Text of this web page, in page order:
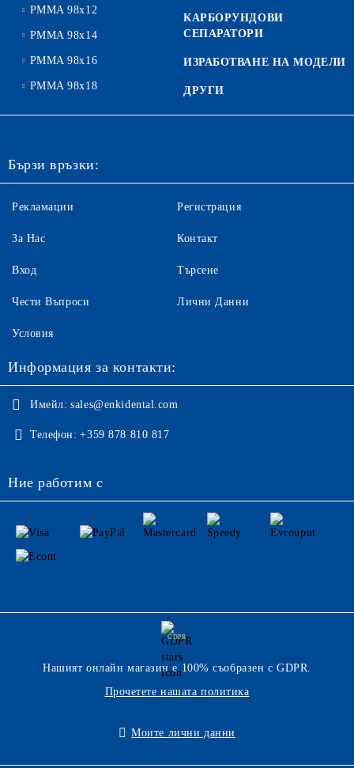
PMMA 98x12
PMMA 98x14
PMMA 98x16
PMMA 98x18
КАРБОРУНДОВИ
СЕПАРАТОРИ
ИЗРАБОТВАНЕ НА МОДЕЛИ
ДРУГИ
Бързи връзки:
Рекламации
За Нас
Вход
Чести Въпроси
Регистрация
Контакт
Търсене
Лични Данни
Условия
Информация за контакти:
Имейл: sales@enkidental.com
Телефон: +359 878 810 817
Ние работим с
GDPR
Нашият онлайн магазин е 100% съобразен с GDPR.
Прочетете нашата политика
Моите лични данни